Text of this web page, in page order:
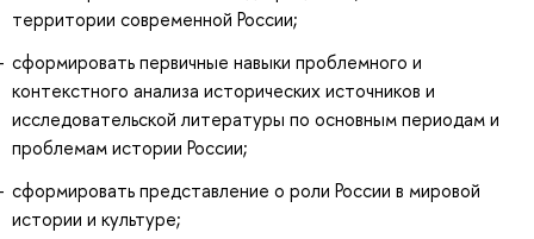
территории современной России;
сформировать первичные навыки проблемного и
контекстного анализа исторических источников и
исследовательской литературы по основным периодам и
проблемам истории России;
сформировать представление о роли России в мировой
истории и культуре;